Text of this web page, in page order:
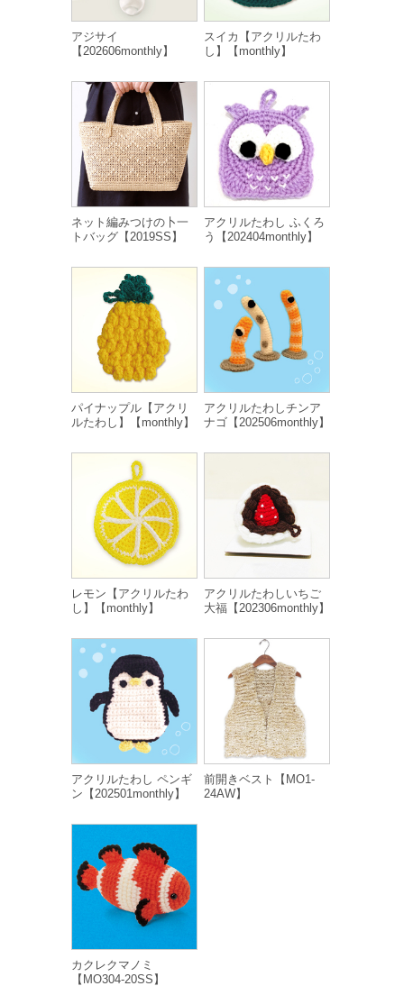
アジサイ
【202606monthly】
スイカ【アクリルたわ
し】【monthly】
ネット編みつけの卜一
トバッグ【2019SS】
アクリルたわし ふくろ
う【202404monthly】
パイナップル【アクリ
ルたわし】【monthly】
アクリルたわしチンア
ナゴ【202506monthly】
レモン【アクリルたわ
し】【monthly】
アクリルたわしいちご
大福【202306monthly】
アクリルたわし ペンギ
ン【202501monthly】
前開きベスト【MO1-
24AW】
カクレクマノミ
【MO304-20SS】